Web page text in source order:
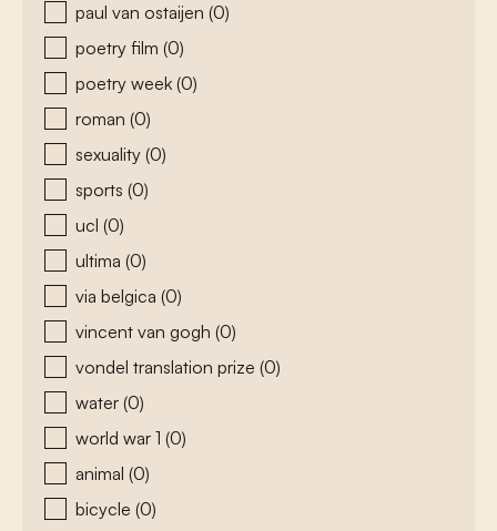
paul van ostaijen (0)
poetry film (0)
poetry week (0)
roman (0)
sexuality (0)
sports (0)
ucl (0)
ultima (0)
via belgica (0)
vincent van gogh (0)
vondel translation prize (0)
water (0)
world war 1 (0)
animal (0)
bicycle (0)